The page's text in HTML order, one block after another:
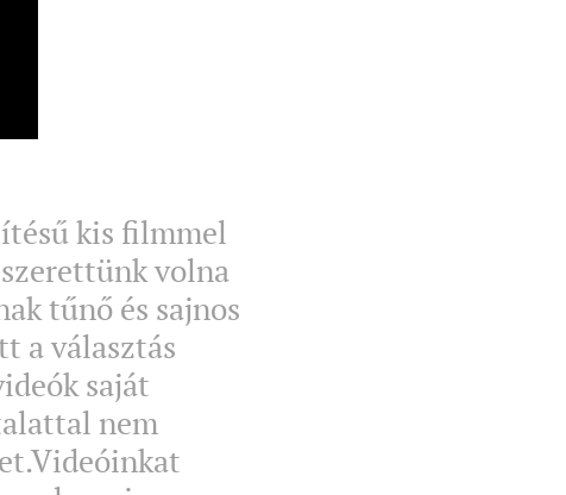
kis filmmel
volna
tűnő és sajnos
a választás
saját
nem